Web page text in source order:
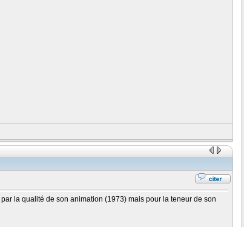
la qualité de son animation (1973) mais pour la teneur de son